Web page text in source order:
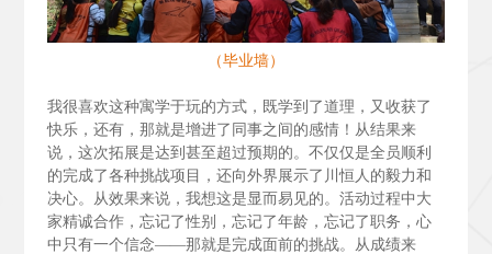
（毕业墙）
我很喜欢这种寓学于玩的方式，既学到了道理，又收获了
快乐，还有，那就是增进了同事之间的感情！从结果来
说，这次拓展是达到甚至超过预期的。不仅仅是全员顺利
的完成了各种挑战项目，还向外界展示了川恒人的毅力和
决心。从效果来说，我想这是显而易见的。活动过程中大
家精诚合作，忘记了性别，忘记了年龄，忘记了职务，心
中只有一个信念——那就是完成面前的挑战。从成绩来